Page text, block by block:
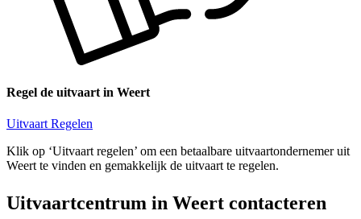
Regel de uitvaart in Weert
Uitvaart Regelen
Klik op ‘Uitvaart regelen’ om een betaalbare uitvaartondernemer uit
Weert te vinden en gemakkelijk de uitvaart te regelen.
Uitvaartcentrum in Weert contacteren